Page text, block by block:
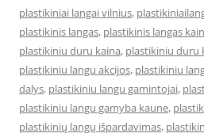
plastikiniai langai vilnius,
plastikinis langas, plastikinis langas
plastikiniu duru kaina, plastikiniu duru
plastikiniu langu akcijos, plastikiniu
dalys, plastikiniu langu gamintojai,
plastikiniu langu gamyba kaune,
plastikinių langų išpardavimas,